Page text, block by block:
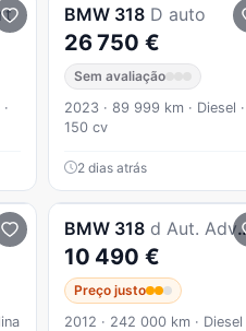
BMW 318 D auto
26 750 €
Sem avaliação
2023 · 89 999 km · Diesel ·
150 cv
2 dias atrás
BMW 318 d Aut. Advantage
10 490 €
Preço justo
2012 · 242 000 km · Diesel